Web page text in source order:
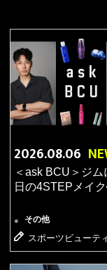
【記事更新】安
い？クールな実
質問リレー】
2026.07.28 ●
【記事更新】
対談】
2026.07.24 ● ブ
【記事更新】
コスメ【
2026.07.23 バ
2026.08.06
＜ask BCU＞ジム
日の4STEPメイ
● その他
スポーツビューテ